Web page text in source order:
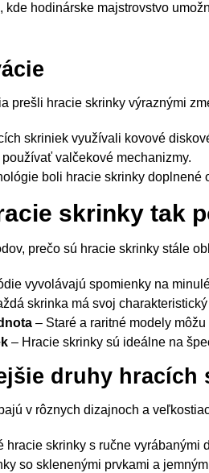
kde hodinárske majstrovstvo
prešli hracie skrinky výraznými
skriniek využívali kovové
valčekové mechanizmy.
boli hracie skrinky doplnené
skrinky tak
prečo sú hracie skrinky stále
vyvolávajú spomienky na
skrinka má svoj
– Staré a raritné modely
– Hracie skrinky sú ideálne na
druhy hracích
v rôznych dizajnoch a
hracie skrinky s ručne vyrábanými
so sklenenými prvkami a